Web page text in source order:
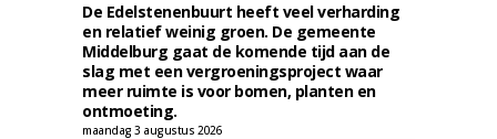
De Edelstenenbuurt heeft veel verharding
en relatief weinig groen. De gemeente
Middelburg gaat de komende tijd aan de
slag met een vergroeningsproject waar
meer ruimte is voor bomen, planten en
ontmoeting.
maandag 3 augustus 2026